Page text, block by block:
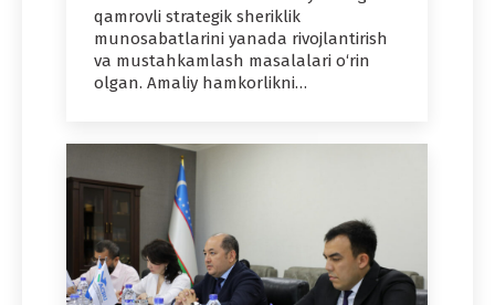
qamrovli strategik sheriklik
munosabatlarini yanada rivojlantirish
va mustahkamlash masalalari o‘rin
olgan. Amaliy hamkorlikni…